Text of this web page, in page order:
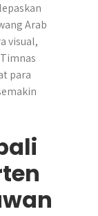
Arab
visual,
para